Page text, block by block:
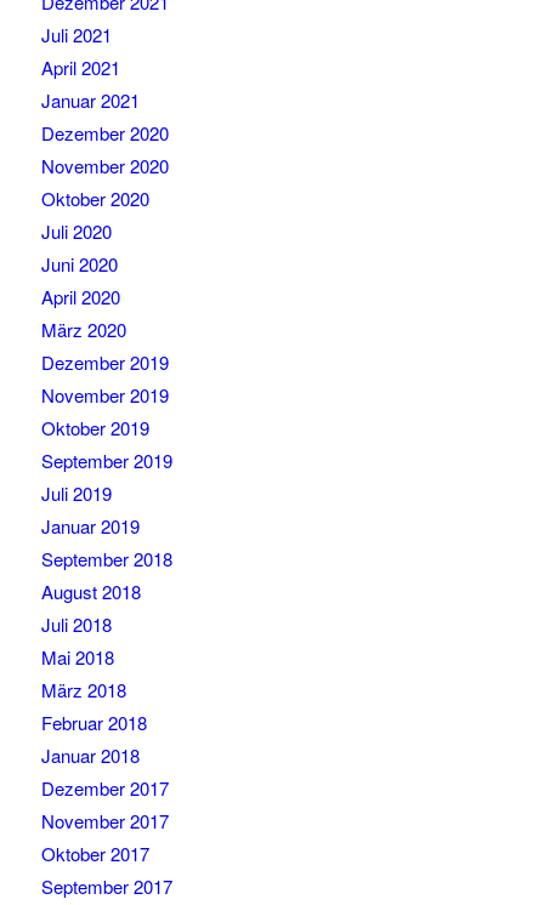
Juli 2021
April 2021
Januar 2021
Dezember 2020
November 2020
Oktober 2020
Juli 2020
Juni 2020
April 2020
März 2020
Dezember 2019
November 2019
Oktober 2019
September 2019
Juli 2019
Januar 2019
September 2018
August 2018
Juli 2018
Mai 2018
März 2018
Februar 2018
Januar 2018
Dezember 2017
November 2017
Oktober 2017
September 2017